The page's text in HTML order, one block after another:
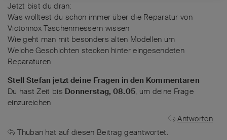
Jetzt bist du dran:
Was wolltest du schon immer über die Reparatur von
Victorinox Taschenmessern wissen
Wie geht man mit besonders alten Modellen um
Welche Geschichten stecken hinter eingesendeten
Reparaturen
Stell Stefan jetzt deine Fragen in den Kommentaren
Du hast Zeit bis Donnerstag, 08.05, um deine Frage
einzureichen
Antworten
Thuban hat auf diesen Beitrag geantwortet.